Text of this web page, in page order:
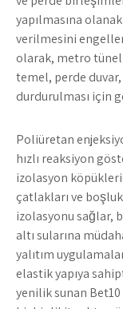
yapılmasına
verilmesini
olarak, metro
temel, perde duvar,
durdurulması için
Poliüretan
hızlı reaksiyon
izolasyon
çatlakları ve
izolasyonu sağlar,
altı sularına
yalıtım
elastik yapıya
yenilik sunan